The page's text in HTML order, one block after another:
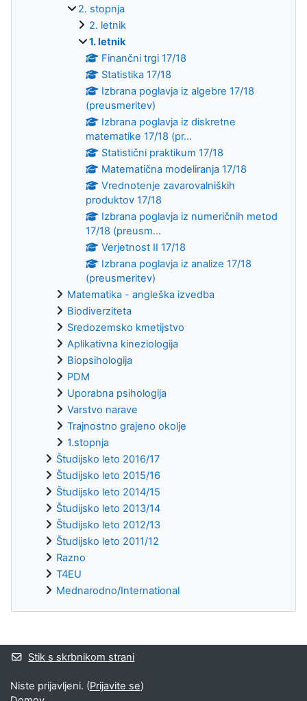
2. stopnja
2. letnik
1. letnik
Finančni trgi 17/18
Statistika 17/18
Izbrana poglavja iz algebre 17/18
(preusmeritev)
Izbrana poglavja iz diskretne
matematike 17/18 (pr...
Statistični praktikum 17/18
Matematična modeliranja 17/18
Vrednotenje zavarovalniških
produktov 17/18
Izbrana poglavja iz numeričnih metod
17/18 (preusm...
Verjetnost II 17/18
Izbrana poglavja iz analize 17/18
(preusmeritev)
Matematika - angleška izvedba
Biodiverziteta
Sredozemsko kmetijstvo
Aplikativna kineziologija
Biopsihologija
PDM
Uporabna psihologija
Varstvo narave
Trajnostno grajeno okolje
1.stopnja
Študijsko leto 2016/17
Študijsko leto 2015/16
Študijsko leto 2014/15
Študijsko leto 2013/14
Študijsko leto 2012/13
Študijsko leto 2011/12
Razno
T4EU
Mednarodno/International
Supplementary blocks
Stik s skrbnikom strani
Niste prijavljeni. (Prijavite se)